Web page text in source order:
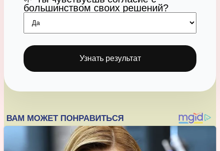
большинством своих решений?
Узнать результат